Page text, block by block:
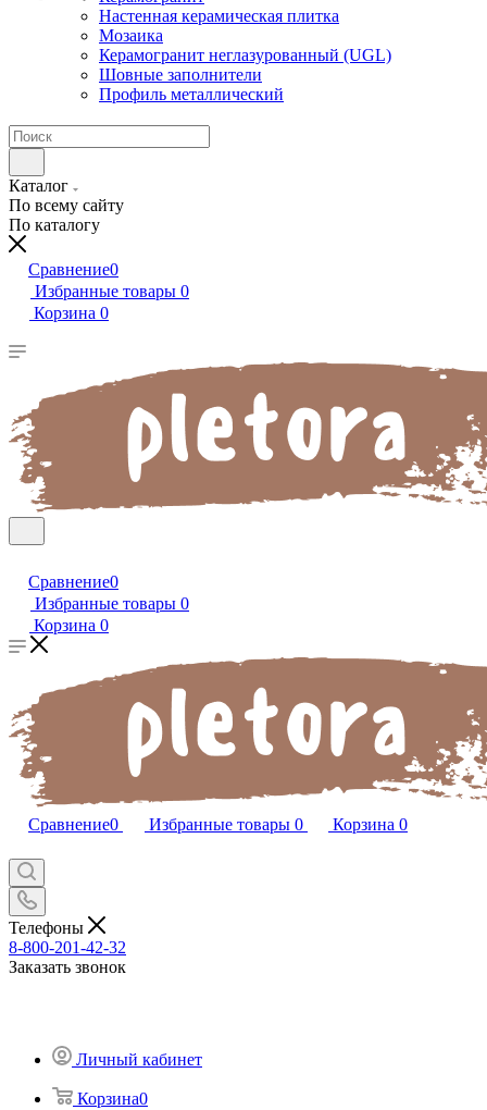
Настенная керамическая плитка
Мозаика
Керамогранит неглазурованный (UGL)
Шовные заполнители
Профиль металлический
Каталог
По всему сайту
По каталогу
Сравнение0
Избранные товары 0
Корзина 0
Сравнение0
Избранные товары 0
Корзина 0
Сравнение0 Избранные товары 0 Корзина 0
Телефоны
8-800-201-42-32
Заказать звонок
Личный кабинет
Корзина0